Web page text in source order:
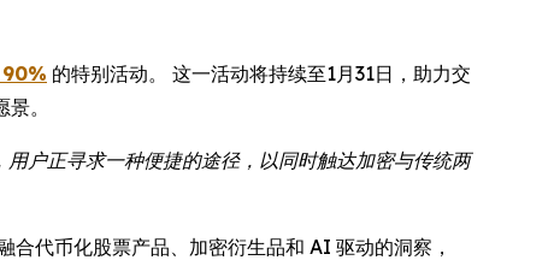
90% 的特别活动。 这一活动将持续至1月31日，助力交
。
用户正寻求一种便捷的途径，以同时触达加密与传统两
代币化股票产品、加密衍生品和 AI 驱动的洞察，